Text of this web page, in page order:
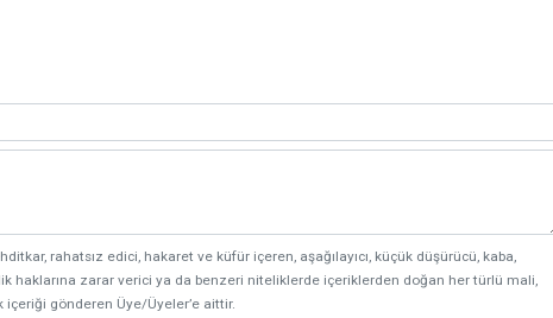
rahatsız edici, hakaret ve küfür içeren, aşağılayıcı, küçük düşürücü, kaba,
haklarına zarar verici ya da benzeri niteliklerde içeriklerden doğan her türlü mali,
gönderen Üye/Üyeler’e aittir.